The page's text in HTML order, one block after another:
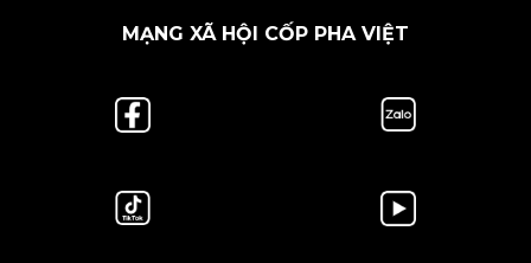
MẠNG XÃ HỘI CỐP PHA VIỆT